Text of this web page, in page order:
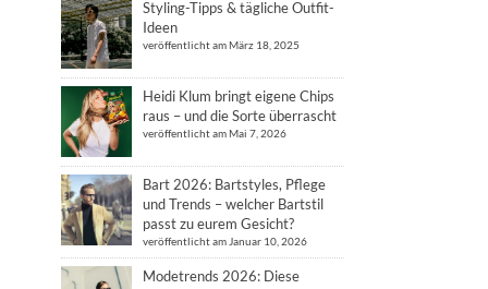
Styling-Tipps & tägliche Outfit-
Ideen
veröffentlicht am März 18, 2025
Heidi Klum bringt eigene Chips
raus – und die Sorte überrascht
veröffentlicht am Mai 7, 2026
Bart 2026: Bartstyles, Pflege
und Trends – welcher Bartstil
passt zu eurem Gesicht?
veröffentlicht am Januar 10, 2026
Modetrends 2026: Diese